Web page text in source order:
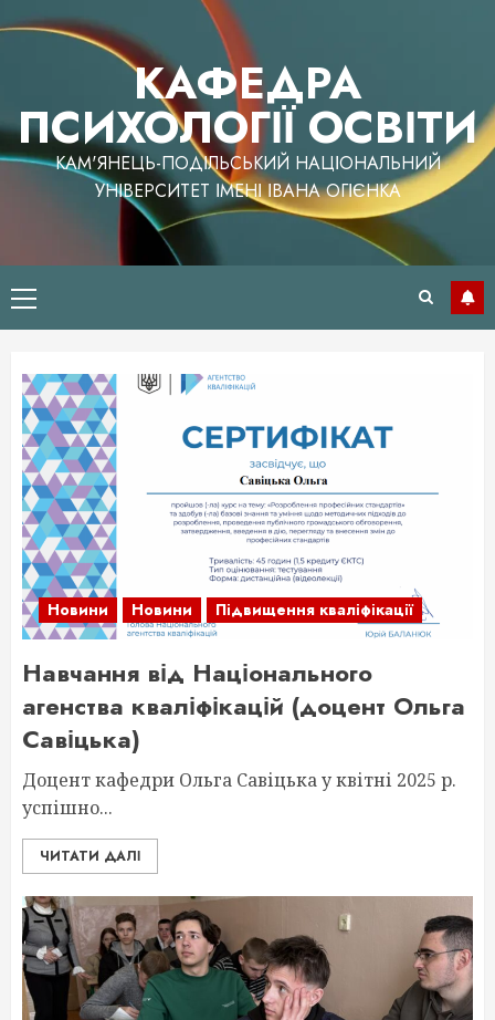
до
КАФЕДРА
ПСИХОЛОГІЇ ОСВІТИ
КАМ'ЯНЕЦЬ-ПОДІЛЬСЬКИЙ НАЦІОНАЛЬНИЙ
УНІВЕРСИТЕТ ІМЕНІ ІВАНА ОГІЄНКА
Головне
меню
Новини Новини Підвищення кваліфікації
Навчання від Національного
агенства кваліфікацій (доцент Ольга
Савіцька)
Доцент кафедри Ольга Савіцька у квітні 2025 р.
успішно...
ЧИТАТИ ДАЛІ